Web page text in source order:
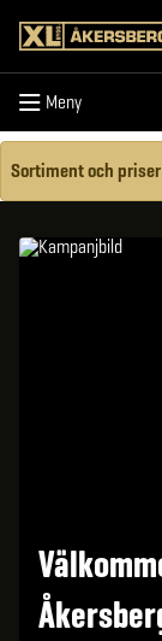
Meny
Meny
Sortiment och priser